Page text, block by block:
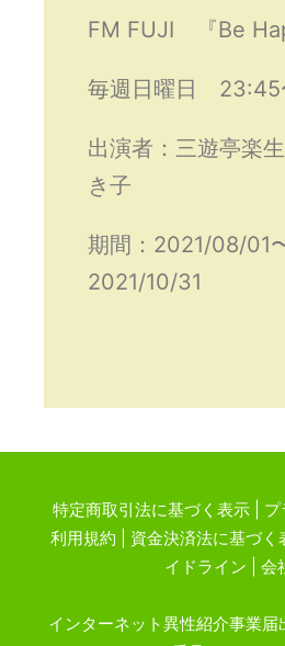
FM FUJI 『Be
毎週日曜日 23:45
出演者：三遊亭
き子
期間：2021/08/01
2021/10/31
特定商取引法に基づく表示 プ
利用規約
資金決済法に基づく
イドライン
会
インターネット異性紹介事業